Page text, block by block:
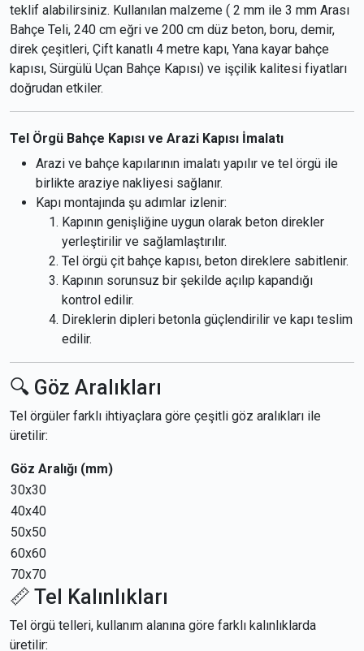
teklif alabilirsiniz. Kullanılan malzeme ( 2 mm ile 3 mm Arası
Bahçe Teli, 240 cm eğri ve 200 cm düz beton, boru, demir,
direk çeşitleri, Çift kanatlı 4 metre kapı, Yana kayar bahçe
kapısı, Sürgülü Uçan Bahçe Kapısı) ve işçilik kalitesi fiyatları
doğrudan etkiler.
Tel Örgü Bahçe Kapısı ve Arazi Kapısı İmalatı
Arazi ve bahçe kapılarının imalatı yapılır ve tel örgü ile
birlikte araziye nakliyesi sağlanır.
Kapı montajında şu adımlar izlenir:
Kapının genişliğine uygun olarak beton direkler
yerleştirilir ve sağlamlaştırılır.
Tel örgü çit bahçe kapısı, beton direklere sabitlenir.
Kapının sorunsuz bir şekilde açılıp kapandığı
kontrol edilir.
Direklerin dipleri betonla güçlendirilir ve kapı teslim
edilir.
🔍 Göz Aralıkları
Tel örgüler farklı ihtiyaçlara göre çeşitli göz aralıkları ile
üretilir:
Göz Aralığı (mm)
30x30
40x40
50x50
60x60
70x70
📏 Tel Kalınlıkları
Tel örgü telleri, kullanım alanına göre farklı kalınlıklarda
üretilir: